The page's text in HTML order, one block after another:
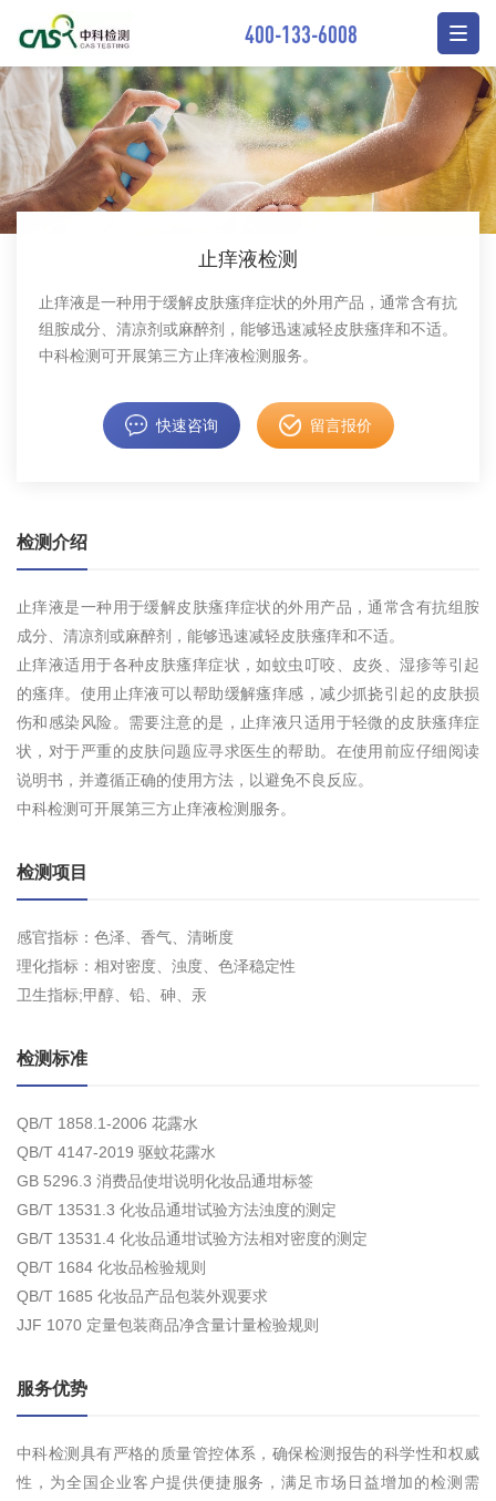
400-133-6008
止痒液检测
止痒液是一种用于缓解皮肤瘙痒症状的外用产品，通常含有抗
组胺成分、清凉剂或麻醉剂，能够迅速减轻皮肤瘙痒和不适。
中科检测可开展第三方止痒液检测服务。
快速咨询 留言报价
检测介绍
止痒液是一种用于缓解皮肤瘙痒症状的外用产品，通常含有抗组胺
成分、清凉剂或麻醉剂，能够迅速减轻皮肤瘙痒和不适。
止痒液适用于各种皮肤瘙痒症状，如蚊虫叮咬、皮炎、湿疹等引起
的瘙痒。使用止痒液可以帮助缓解瘙痒感，减少抓挠引起的皮肤损
伤和感染风险。需要注意的是，止痒液只适用于轻微的皮肤瘙痒症
状，对于严重的皮肤问题应寻求医生的帮助。在使用前应仔细阅读
说明书，并遵循正确的使用方法，以避免不良反应。
中科检测可开展第三方止痒液检测服务。
检测项目
感官指标：色泽、香气、清晰度
理化指标：相对密度、浊度、色泽稳定性
卫生指标;甲醇、铅、砷、汞
检测标准
QB/T 1858.1-2006 花露水
QB/T 4147-2019 驱蚊花露水
GB 5296.3 消费品使坩说明化妆品通坩标签
GB/T 13531.3 化妆品通坩试验方法浊度的测定
GB/T 13531.4 化妆品通坩试验方法相对密度的测定
QB/T 1684 化妆品检验规则
QB/T 1685 化妆品产品包装外观要求
JJF 1070 定量包装商品净含量计量检验规则
服务优势
中科检测具有严格的质量管控体系，确保检测报告的科学性和权威
性，为全国企业客户提供便捷服务，满足市场日益增加的检测需